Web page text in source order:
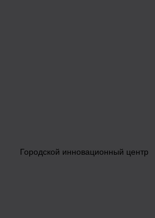
Городской инновационный центр